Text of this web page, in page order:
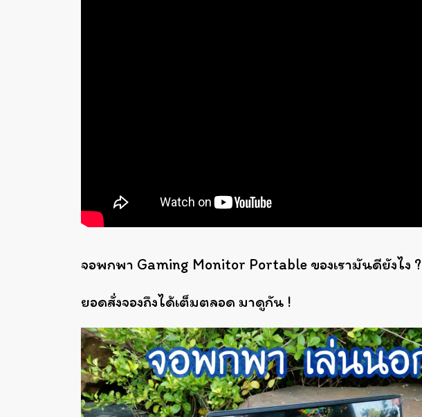
จอพกพา Gaming Monitor Portable ของเรามันดียังไง ?
ยอดสั่งจองถึงได้เต็มตลอด มาดูกัน !